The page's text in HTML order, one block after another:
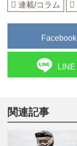
連載/コラム
Facebook
LINE
関連記事